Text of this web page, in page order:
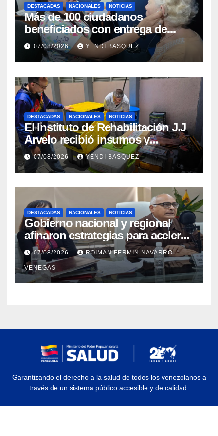
DESTACADAS NACIONALES NOTICIAS
Más de 100 ciudadanos
beneficiados con entrega de
prótesis auditivas en el Centro de
Rehabilitación J.J. Arvelo
07/08/2026 YENDI BASQUEZ
DESTACADAS NACIONALES NOTICIAS
El Instituto de Rehabilitación J.J
Arvelo recibió insumos y
herramientas para la atención de
personas con discapacidad
07/08/2026 YENDI BASQUEZ
DESTACADAS NACIONALES NOTICIAS
Gobierno nacional y regional
afinaron estrategias para acelerar
la vacunación antirrábica en el
estado Zulia
07/08/2026 ROIMAN FERMIN NAVARRO
VENEGAS
Garantizando el derecho a la salud de todos los venezolanos a
través de un sistema público accesible y de calidad.